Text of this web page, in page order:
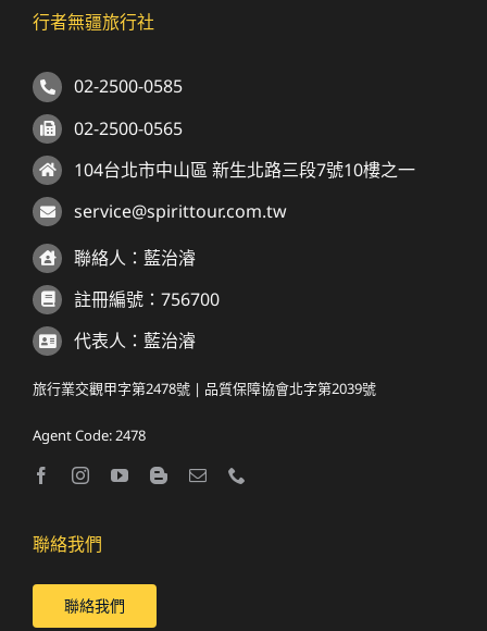
行者無疆旅行社
02-2500-0585
02-2500-0565
104台北市中山區 新生北路三段7號10樓之一
service@spirittour.com.tw
聯絡人：藍治濬
註冊編號：756700
代表人：藍治濬
旅行業交觀甲字第2478號 | 品質保障協會北字第2039號
Agent Code: 2478
聯絡我們
聯絡我們